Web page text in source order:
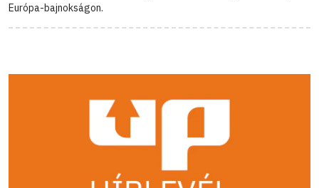
Európa-bajnokságon.